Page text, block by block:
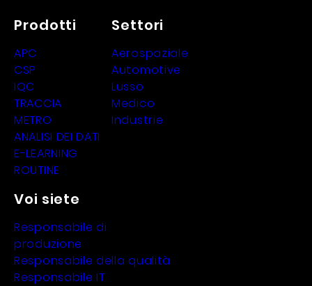
Prodotti
APC
CSP
IQC
TRACCIA
METRO
ANALISI DEI DATI
E-LEARNING
ROUTINE
Settori
Aerospaziale
Automotive
Lusso
Medico
Industrie
Voi siete
Responsabile di
produzione
Responsabile della qualità
Responsabile IT